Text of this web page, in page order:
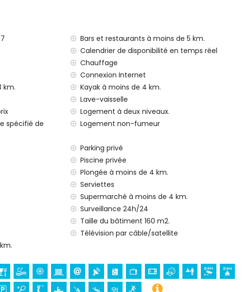
(à moins de 3 kilomètres de la maison)
(à moins de 100 kilomètres de la maison)
: Valence (> 100 kilomètres)
: train à moins de 5 kilomètres
admis
dans le prix de location de cette maison de vacances
avec planche
24 heures sur 24 et service d'urgence 24 heures sur 24
demande)
à Altea, Costa Blanca
de 5 kilomètres de la maison)
Blanca
Bars et restaurants à moins de 5 km.
Calendrier de disponibilité en temps réel
Chauffage
Connexion Internet
km.
Kayak à moins de 4 km.
Lave-vaisselle
Logement à deux niveaux.
spécifié de
Logement non-fumeur
Parking privé
Piscine privée
Plongée à moins de 4 km.
Serviettes
Supermarché à moins de 4 km.
Surveillance 24h/24
Taille du bâtiment 160 m2.
Télévision par câble/satellite